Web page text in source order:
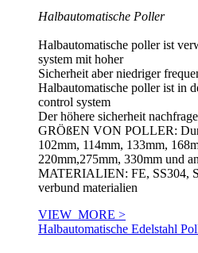
Halbautomatische Poller
Halbautomatische poller ist
system mit hoher
Sicherheit aber niedriger
Halbautomatische poller ist in
control system
Der höhere sicherheit
GRÖßEN VON POLLER:
102mm, 114mm, 133mm,
220mm,275mm, 330mm und
MATERIALIEN: FE, SS304,
verbund materialien
VIEW_MORE >
Halbautomatische Edelstahl